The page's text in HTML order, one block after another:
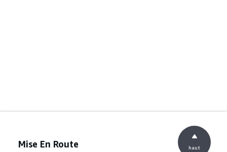
Mise En Route haut